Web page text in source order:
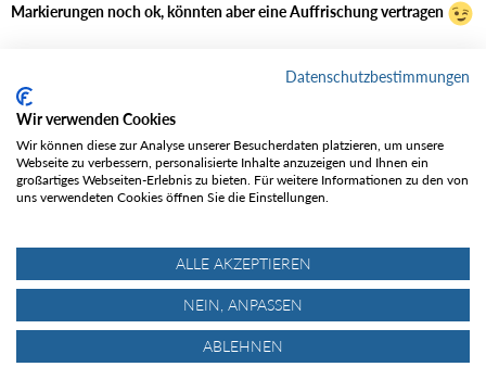
Markierungen noch ok, könnten aber eine Auffrischung vertragen
Bilder / GPS-Track:
Bilder
Datenschutzbestimmungen
Wir verwenden Cookies
Wir können diese zur Analyse unserer Besucherdaten platzieren, um unsere
Webseite zu verbessern, personalisierte Inhalte anzuzeigen und Ihnen ein
großartiges Webseiten-Erlebnis zu bieten. Für weitere Informationen zu den von
uns verwendeten Cookies öffnen Sie die Einstellungen.
ALLE AKZEPTIEREN
NEIN, ANPASSEN
ABLEHNEN